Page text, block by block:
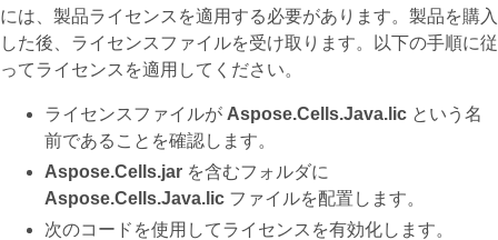
には、製品ライセンスを適用する必要があります。製品を購入
した後、ライセンスファイルを受け取ります。以下の手順に従
ってライセンスを適用してください。
ライセンスファイルが Aspose.Cells.Java.lic という名
前であることを確認します。
Aspose.Cells.jar を含むフォルダに
Aspose.Cells.Java.lic ファイルを配置します。
次のコードを使用してライセンスを有効化します。